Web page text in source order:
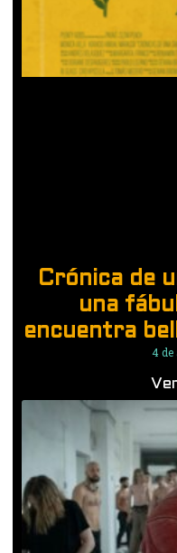
Crónica de
una
encuentra
4 de